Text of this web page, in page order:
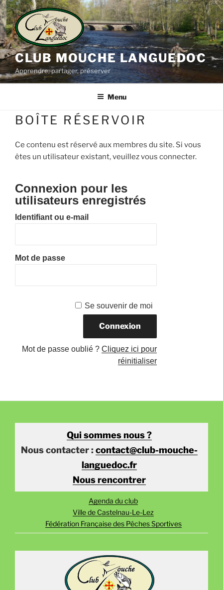
Aller
au
contenu
principal
CLUB MOUCHE LANGUEDOC
Apprendre, partager, préserver
Menu
BOÎTE RÉSERVOIR
Ce contenu est réservé aux membres du site. Si vous
êtes un utilisateur existant, veuillez vous connecter.
Connexion pour les
utilisateurs enregistrés
Identifiant ou e-mail
Mot de passe
Se souvenir de moi
Mot de passe oublié ?Cliquez ici pour
réinitialiser
Qui sommes nous ?
Nous contacter : contact@club-mouche-
languedoc.fr
Nous rencontrer
Agenda du club
Ville de Castelnau-Le-Lez
Fédération Française des Pêches Sportives